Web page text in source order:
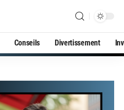
Conseils Divertissement